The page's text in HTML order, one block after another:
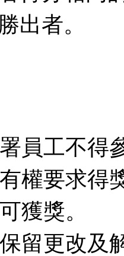
出者。
員工不得
權要求得
獲獎。
留更改及